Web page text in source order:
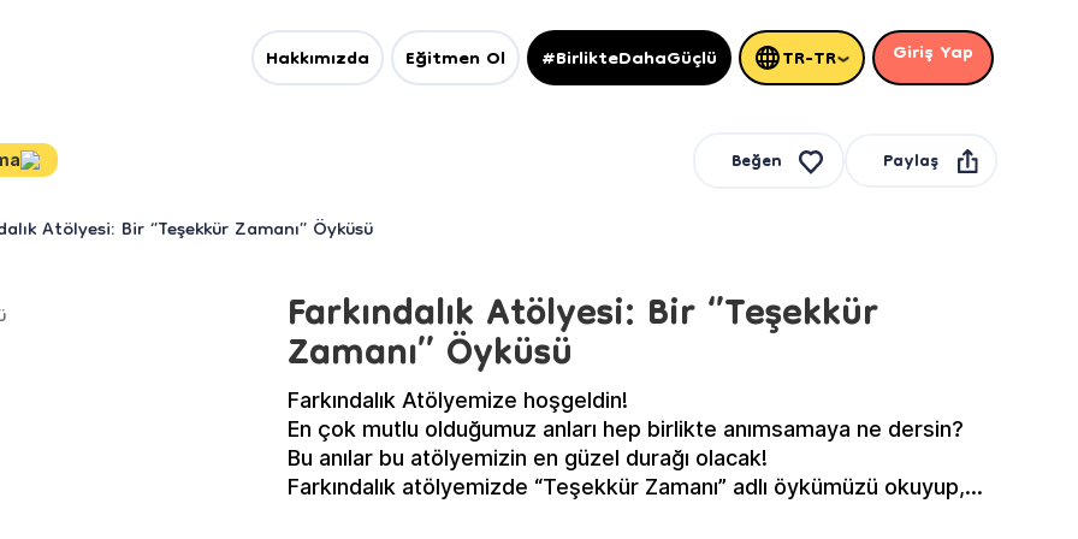
Hakkımızda Eğitmen Ol #BirlikteDahaGüçlü TR-TR Giriş Yap
Beğen Paylaş
Atölyesi: Bir ‘’Teşekkür Zamanı’’ Öyküsü
Farkındalık Atölyesi: Bir ‘’Teşekkür
Zamanı’’ Öyküsü
Farkındalık Atölyemize hoşgeldin!
En çok mutlu olduğumuz anları hep birlikte anımsamaya ne dersin?
Bu anılar bu atölyemizin en güzel durağı olacak!
Farkındalık atölyemizde “Teşekkür Zamanı” adlı öykümüzü okuyup,